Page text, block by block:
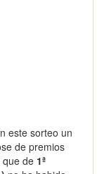
este sorteo un
de premios
de 1ª